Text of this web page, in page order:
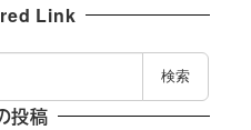
Link
検索
投稿